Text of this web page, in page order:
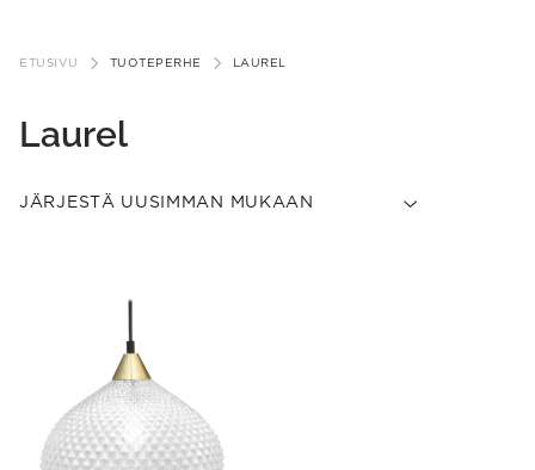
sisältöön
ETUSIVU TUOTEPERHE LAUREL
Laurel